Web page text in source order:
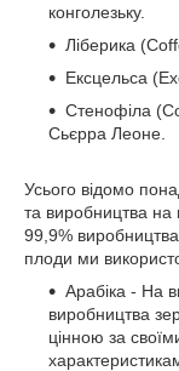
конголезьку.
Ліберика
Ексцельса
Стенофіла
Сьєрра Леоне.
Усього відомо
та виробництва на
99,9%
плоди ми
Арабіка - На
виробництва
цінною за